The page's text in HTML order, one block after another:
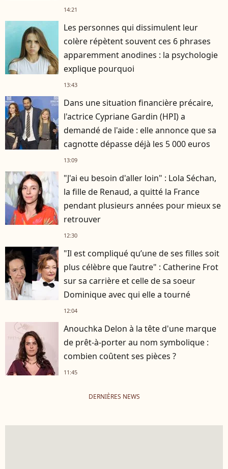
14:21
Les personnes qui dissimulent leur
colère répètent souvent ces 6 phrases
apparemment anodines : la psychologie
explique pourquoi
13:43
Dans une situation financière précaire,
l'actrice Cypriane Gardin (HPI) a
demandé de l'aide : elle annonce que sa
cagnotte dépasse déjà les 5 000 euros
13:09
"J'ai eu besoin d'aller loin" : Lola Séchan,
la fille de Renaud, a quitté la France
pendant plusieurs années pour mieux se
retrouver
12:30
"Il est compliqué qu’une de ses filles soit
plus célèbre que l’autre" : Catherine Frot
sur sa carrière et celle de sa soeur
Dominique avec qui elle a tourné
12:04
Anouchka Delon à la tête d'une marque
de prêt-à-porter au nom symbolique :
combien coûtent ses pièces ?
11:45
DERNIÈRES NEWS